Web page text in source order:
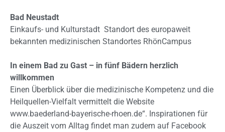
Bad Neustadt
Einkaufs- und Kulturstadt Standort des europaweit
bekannten medizinischen Standortes RhönCampus
In einem Bad zu Gast – in fünf Bädern herzlich
willkommen
Einen Überblick über die medizinische Kompetenz und die
Heilquellen-Vielfalt vermittelt die Website
www.baederland-bayerische-rhoen.de“. Inspirationen für
die Auszeit vom Alltag findet man zudem auf Facebook